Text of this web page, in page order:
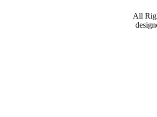
All